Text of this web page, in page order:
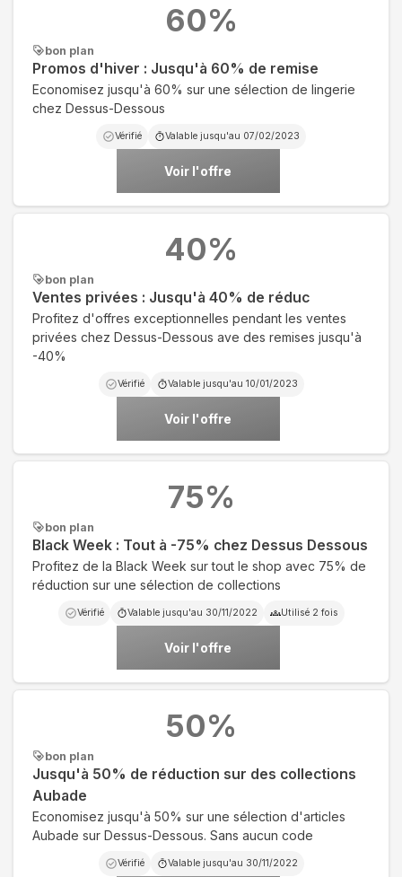
bon plan
Promos d'hiver : Jusqu'à 60% de remise
Economisez jusqu'à 60% sur une sélection de lingerie
chez Dessus-Dessous
Vérifié Valable jusqu'au 07/02/2023
Voir l'offre
60%
bon plan
Ventes privées : Jusqu'à 40% de réduc
Profitez d'offres exceptionnelles pendant les ventes
privées chez Dessus-Dessous ave des remises jusqu'à
-40%
Vérifié Valable jusqu'au 10/01/2023
Voir l'offre
40%
bon plan
Black Week : Tout à -75% chez Dessus Dessous
Profitez de la Black Week sur tout le shop avec 75% de
réduction sur une sélection de collections
Vérifié Valable jusqu'au 30/11/2022 Utilisé 2 fois
Voir l'offre
75%
bon plan
Jusqu'à 50% de réduction sur des collections
Aubade
Economisez jusqu'à 50% sur une sélection d'articles
Aubade sur Dessus-Dessous. Sans aucun code
Vérifié Valable jusqu'au 30/11/2022
50%